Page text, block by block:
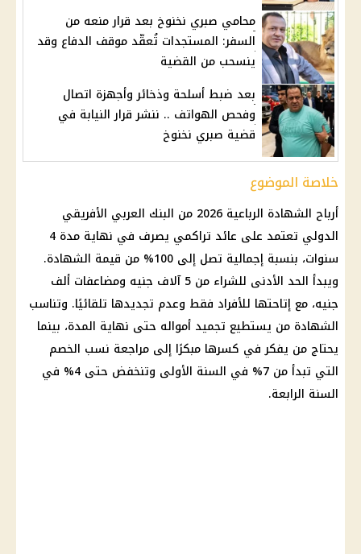
محامي صبري نخنوخ بعد قرار منعه من
السفر: المستجدات تُعقّد موقف الدفاع وقد
ينسحب من القضية
بعد ضبط أسلحة وذخائر وأجهزة اتصال
وفحص الهواتف .. ننشر قرار النيابة في
قضية صبري نخنوخ
خلاصة الموضوع
أرباح الشهادة الرباعية 2026 من البنك العربي الأفريقي
الدولي تعتمد على عائد تراكمي يصرف في نهاية مدة 4
سنوات، بنسبة إجمالية تصل إلى 100% من قيمة الشهادة.
ويبدأ الحد الأدنى للشراء من 5 آلاف جنيه ومضاعفات ألف
جنيه، مع إتاحتها للأفراد فقط وعدم تجديدها تلقائيًا. وتناسب
الشهادة من يستطيع تجميد أمواله حتى نهاية المدة، بينما
يحتاج من يفكر في كسرها مبكرًا إلى مراجعة نسب الخصم
التي تبدأ من 7% في السنة الأولى وتنخفض حتى 4% في
السنة الرابعة.